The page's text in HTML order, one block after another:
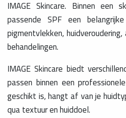
IMAGE Skincare. Binnen een
passende SPF een
pigmentvlekken,
behandelingen.
IMAGE Skincare biedt
passen binnen een
geschikt is, hangt af van je
qua textuur en huiddoel.